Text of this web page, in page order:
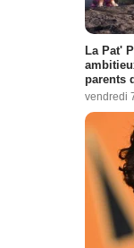
La Pat'
parents
vendredi